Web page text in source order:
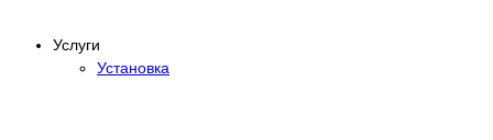
Услуги
Установка